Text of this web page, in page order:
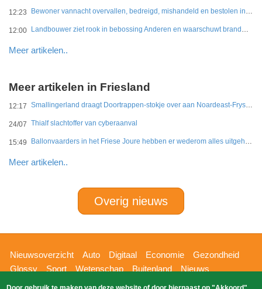
12:23 Bewoner vannacht overvallen, bedreigd, mishandeld en bestolen in Leidschendam
12:00 Landbouwer ziet rook in bebossing Anderen en waarschuwt brandweer
Meer artikelen..
Meer artikelen in Friesland
12:17 Smallingerland draagt Doortrappen-stokje over aan Noardeast-Fryslân en Dantumadiel
24/07 Thialf slachtoffer van cyberaanval
15:49 Ballonvaarders in het Friese Joure hebben er wederom alles uitgehaald
Meer artikelen..
Overig nieuws
Hoofdnavigatie
Nieuwsoverzicht Auto Digitaal Economie
Gezondheid
Glossy
Sport Wetenschap Buitenland
Nieuws
Bizzpress
Blik op 112 Provincies Weekoverzicht